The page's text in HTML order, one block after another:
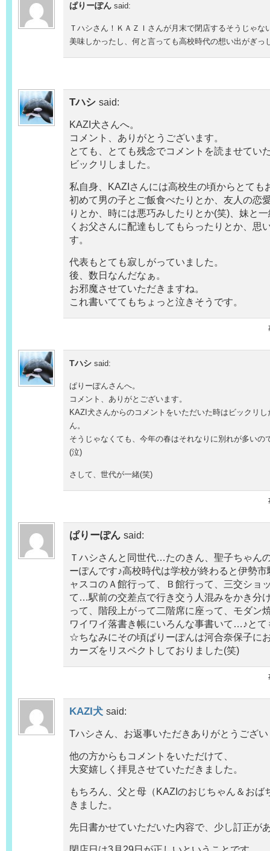
ぱりーぽん said:
Ｔハシさん！ＫＡＺＩさんが月末で閉店するそうじゃな
美味しかったし、何と言っても高校時代の想い出がぎっ
Tハシ said:
KAZI犬さんへ。
コメント、ありがとうございます。
とても、とても残念でコメントを読ませてい
ビックリしました。
私自身、KAZIさんには高校生の頃からとても
初めて男の子とご飯食べたりとか、友人の恋
りとか、時には悪巧みしたりとか(笑)、妹と
くお父さんに配達もしてもらったりとか、思
す。
代表もとても寂しがっていました。
後、数日なんだなぁ。
お邪魔させていただきますね。
これ書いててもちょっと泣きそうです。
Tハシ said:
ぱりーぽんさんへ。
コメント、ありがとございます。
KAZI犬さんからのコメントをいただいた時はビックリ
ん。
そうじゃなくても、今年の春はそれなりに別れが多いの
(泣)
さして、世代が一緒(笑)
ぱりーぽん said:
Ｔハシさんと同世代…たのきん、聖子ちゃん
ーぽんです♪高校時代は学校が終わると伊勢
ャスコのＡ館行って、Ｂ館行って、三交ショ
て…駅前の交差点で行き交う人混みをかき分
って、階段上がって二階席に座って、モダン
ワイワイ落書き帳にいろんな事書いて…♪と
☆ちなみにその頃ぱりーぽんは河合奈保子に
カーズをリスペクトしておりました(笑)
KAZI犬 said:
Tハシさん、お返事いただきありがとうござ
他の方からもコメントをいただけて、
大変嬉しく拝見させていただきました。
もちろん、父と母（KAZIのおじちゃん＆おば
きました。
先日書かせていただいた内容で、少し訂正が